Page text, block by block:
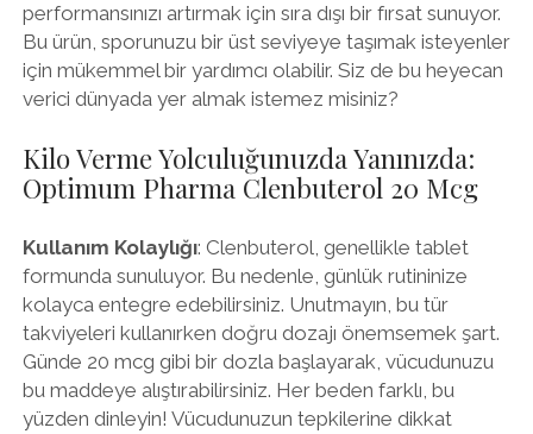
performansınızı artırmak için sıra dışı bir fırsat sunuyor.
Bu ürün, sporunuzu bir üst seviyeye taşımak isteyenler
için mükemmel bir yardımcı olabilir. Siz de bu heyecan
verici dünyada yer almak istemez misiniz?
Kilo Verme Yolculuğunuzda Yanınızda:
Optimum Pharma Clenbuterol 20 Mcg
Kullanım Kolaylığı: Clenbuterol, genellikle tablet
formunda sunuluyor. Bu nedenle, günlük rutininize
kolayca entegre edebilirsiniz. Unutmayın, bu tür
takviyeleri kullanırken doğru dozajı önemsemek şart.
Günde 20 mcg gibi bir dozla başlayarak, vücudunuzu
bu maddeye alıştırabilirsiniz. Her beden farklı, bu
yüzden dinleyin! Vücudunuzun tepkilerine dikkat